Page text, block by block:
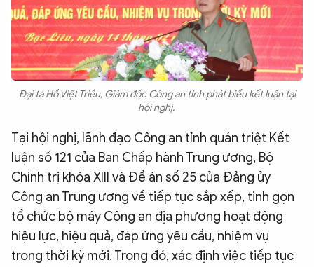
Đại tá Hồ Việt Triều, Giám đốc Công an tỉnh phát biểu kết luận tại
hội nghị.
Tại hội nghị, lãnh đạo Công an tỉnh quán triệt Kết
luận số 121 của Ban Chấp hành Trung ương, Bộ
Chính trị khóa XIII và Đề án số 25 của Đảng ủy
Công an Trung ương về tiếp tục sắp xếp, tinh gọn
tổ chức bộ máy Công an địa phương hoạt động
hiệu lực, hiệu quả, đáp ứng yêu cầu, nhiệm vụ
trong thời kỳ mới. Trong đó, xác định việc tiếp tục